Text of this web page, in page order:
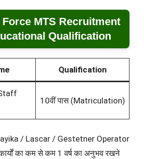
MTS Recruitment
Qualification
Qualification
10वीं पास (Matriculation)
/ Lascar / Gestetner Operator
का कम से कम 1 वर्ष का अनुभव रखने